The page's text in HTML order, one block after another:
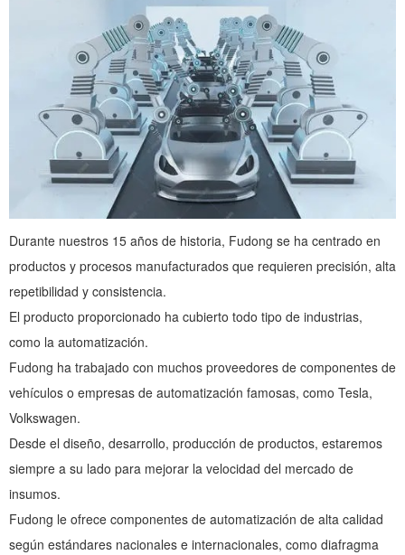
Piezas de soldadura
Mecanizado de piezas
Acoplamientos de liberación rápida
Piezas de recubrimiento en polvo
Piezas de fundición
Durante nuestros 15 años de historia, Fudong se ha centrado en
productos y procesos manufacturados que requieren precisión, alta
repetibilidad y consistencia.
El producto proporcionado ha cubierto todo tipo de industrias,
como la automatización.
Fudong ha trabajado con muchos proveedores de componentes de
vehículos o empresas de automatización famosas, como Tesla,
Volkswagen.
Desde el diseño, desarrollo, producción de productos, estaremos
siempre a su lado para mejorar la velocidad del mercado de
insumos.
Fudong le ofrece componentes de automatización de alta calidad
según estándares nacionales e internacionales, como diafragma